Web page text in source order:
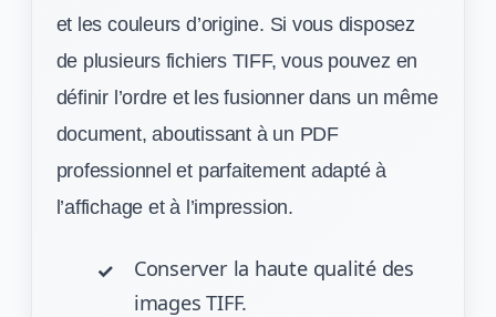
et les couleurs d’origine. Si vous disposez
de plusieurs fichiers TIFF, vous pouvez en
définir l’ordre et les fusionner dans un même
document, aboutissant à un PDF
professionnel et parfaitement adapté à
l’affichage et à l’impression.
Conserver la haute qualité des
images TIFF.